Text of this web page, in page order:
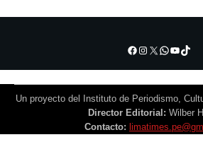
Facebook
Instagram
X WhatsApp
YouTube
TikTok
Un proyecto del Instituto de Periodismo,
Director Editorial: Wilber
Contacto: